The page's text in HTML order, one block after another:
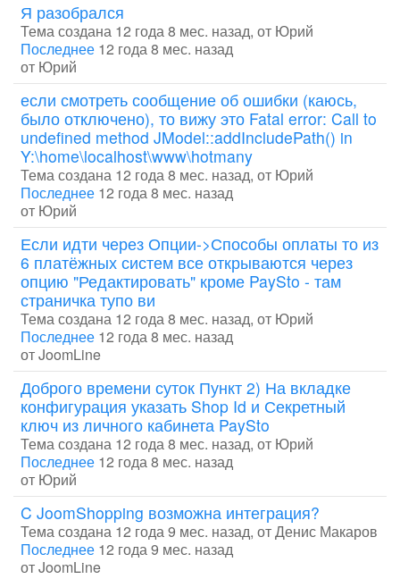
Я разобрался
Тема создана 12 года 8 мес. назад, от Юрий
Последнее 12 года 8 мес. назад
от Юрий
если смотреть сообщение об ошибки (каюсь,
было отключено), то вижу это Fatal error: Call to
undefined method JModel::addIncludePath() in
Y:\home\localhost\www\hotmany
Тема создана 12 года 8 мес. назад, от Юрий
Последнее 12 года 8 мес. назад
от Юрий
Если идти через Опции->Способы оплаты то из
6 платёжных систем все открываются через
опцию "Редактировать" кроме PaySto - там
страничка тупо ви
Тема создана 12 года 8 мес. назад, от Юрий
Последнее 12 года 8 мес. назад
отJoomLine
Доброго времени суток Пункт 2) На вкладке
конфигурация указать Shop Id и Секретный
ключ из личного кабинета PaySto
Тема создана 12 года 8 мес. назад, от Юрий
Последнее 12 года 8 мес. назад
от Юрий
C JoomShopping возможна интеграция?
Тема создана 12 года 9 мес. назад, отДенис Макаров
Последнее 12 года 9 мес. назад
отJoomLine